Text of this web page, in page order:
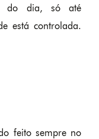
do dia, só até
está controlada.
feito sempre no